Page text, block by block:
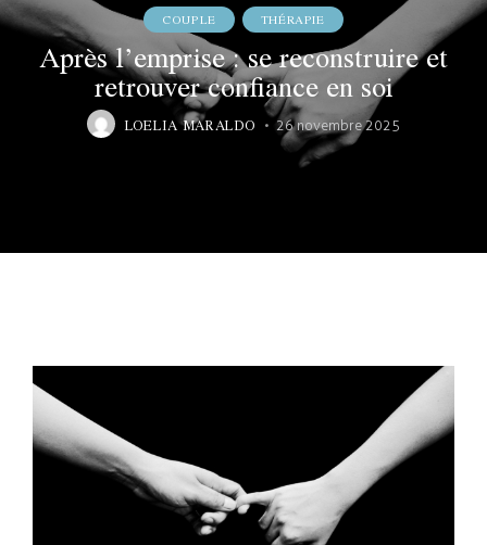
COUPLE THÉRAPIE
Après l’emprise : se reconstruire et
retrouver confiance en soi
LOELIA MARALDO 26 novembre 2025